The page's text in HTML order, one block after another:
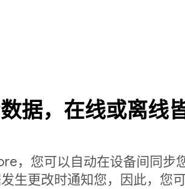
据，在线或离线
，您可以自动在设备间同步
生更改时通知您，因此，您